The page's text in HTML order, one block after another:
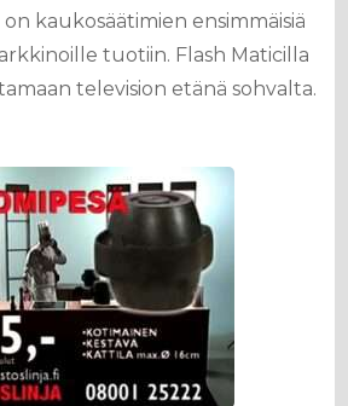
kaukosäätimien ensimmäisiä
tuotiin. Flash Maticilla
television etänä sohvalta.